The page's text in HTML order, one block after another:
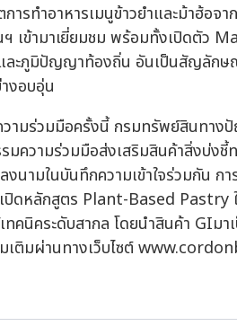
ารทำอาหารเมนูข้าวยำและม้าฮ้อจ
เข้ามาเยี่ยมชม พร้อมทั้งเปิดตัว
ละภูมิปัญญาท้องถิ่น อันเป็นสัญลัก
งอบอุ่น
วามร่วมมือครั้งนี้ กรมทรัพย์สินทา
ความร่วมมือส่งเสริมสินค้าสิ่งบ่งชี้
งนามในบันทึกความเข้าใจร่วมกัน
ปิดหลักสูตร Plant-Based Pastry
คนิคระดับสากล โดยนำสินค้า GIมา
มเติมผ่านทางเว็บไซต์